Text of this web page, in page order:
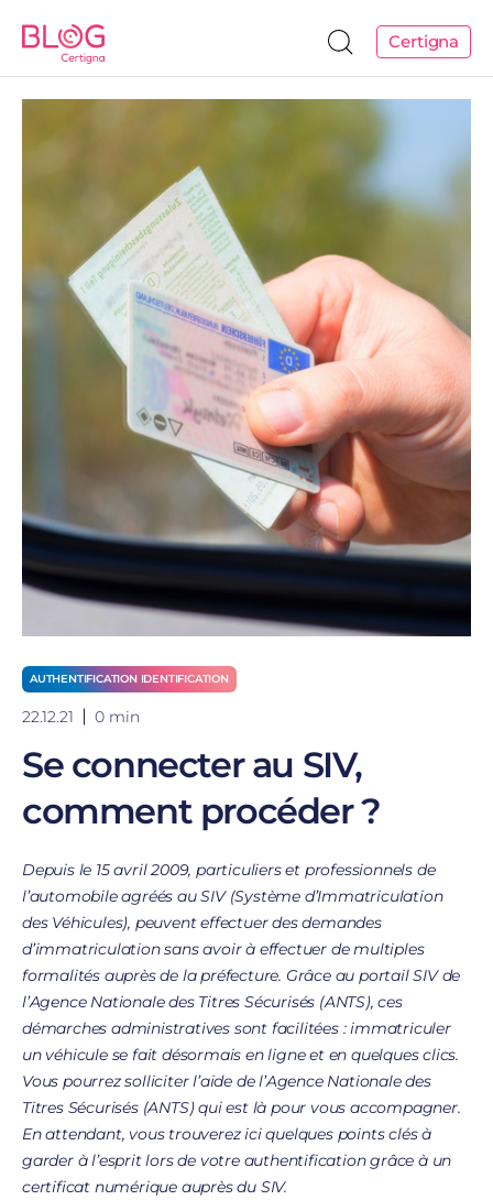
Certigna
AUTHENTIFICATION IDENTIFICATION
22.12.21 0 min
Se connecter au SIV,
comment procéder ?
Depuis le 15 avril 2009, particuliers et professionnels de
l’automobileagréés au SIV (Système d’Immatriculation
des Véhicules), peuvent effectuer des demandes
d’immatriculation sans avoir à effectuer de multiples
formalités auprès de la préfecture. Grâce au portail SIV de
l’Agence Nationale des Titres Sécurisés (ANTS), ces
démarches administratives sont facilitées : immatriculer
un véhicule se fait désormais en ligne et en quelques clics.
Vous pourrez solliciter l’aide de l’Agence Nationale des
Titres Sécurisés (ANTS) qui est là pour vous accompagner.
En attendant, vous trouverez ici quelques points clés à
garder à l’esprit lors de votre authentification grâce à un
certificat numérique auprès du SIV.